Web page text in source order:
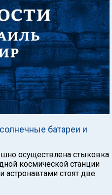
батареи и
осуществлена стыковка
космической станции
стоят две